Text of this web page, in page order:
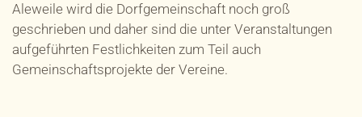
Aleweile wird die Dorfgemeinschaft noch groß
geschrieben und daher sind die unter Veranstaltungen
aufgeführten Festlichkeiten zum Teil auch
Gemeinschaftsprojekte der Vereine.